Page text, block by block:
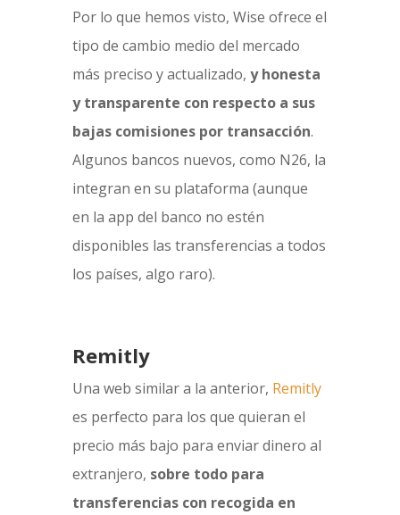
Por lo que hemos visto, Wise ofrece el
tipo de cambio medio del mercado
más preciso y actualizado, y honesta
y transparente con respecto a sus
bajas comisiones por transacción.
Algunos bancos nuevos, como N26, la
integran en su plataforma (aunque
en la app del banco no estén
disponibles las transferencias a todos
los países, algo raro).
Remitly
Una web similar a la anterior, Remitly
es perfecto para los que quieran el
precio más bajo para enviar dinero al
extranjero, sobre todo para
transferencias con recogida en
¿Nos autorizas?
OK, sin problema Configurar Más información